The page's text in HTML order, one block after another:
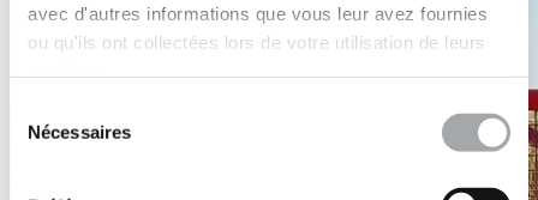
avec d'autres informations que vous leur avez fournies
ou qu'ils ont collectées lors de votre utilisation de leurs
Nécessaires